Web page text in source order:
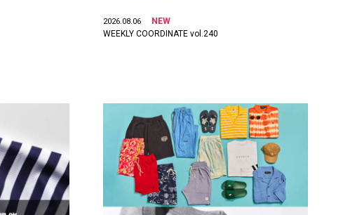
2026.08.06
NEW
WEEKLY COORDINATE vol.240